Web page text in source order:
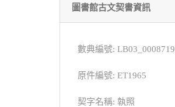
圖書館古文契書資訊
數典編號: LB03_0008719
原件編號: ET1965
契字名稱: 執照